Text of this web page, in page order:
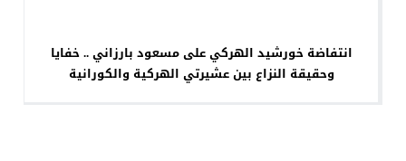
انتفاضة خورشيد الهركي على مسعود بارزاني .. خفايا
وحقيقة النزاع بين عشيرتي الهركية والكورانية